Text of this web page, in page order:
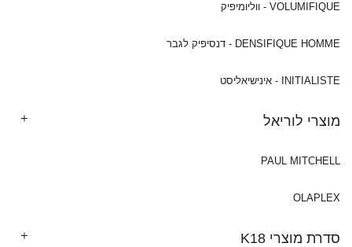
VOLUMIFIQUE - ווליומיפיק
DENSIFIQUE HOMME - דנסיפיק לגבר
INITIALISTE - אינישיאליסט
מוצרי לוריאל
PAUL MITCHELL
OLAPLEX
סדרת מוצרי K18